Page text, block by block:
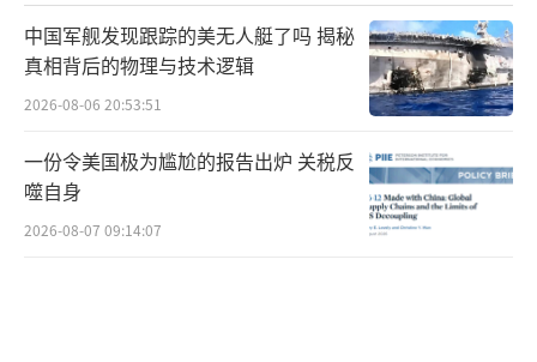
中国军舰发现跟踪的美无人艇了吗 揭秘
真相背后的物理与技术逻辑
2026-08-06 20:53:51
一份令美国极为尴尬的报告出炉 关税反
噬自身
2026-08-07 09:14:07